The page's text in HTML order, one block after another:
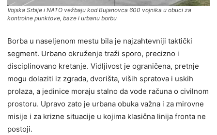
Vojska Srbije i NATO vežbaju kod Bujanovca 600 vojnika u obuci za
kontrolne punktove, baze i urbanu borbu
Borba u naseljenom mestu bila je najzahtevniji taktički
segment. Urbano okruženje traži sporo, precizno i
disciplinovano kretanje. Vidljivost je ograničena, pretnje
mogu dolaziti iz zgrada, dvorišta, viših spratova i uskih
prolaza, a jedinice moraju stalno da vode računa o civilnom
prostoru. Upravo zato je urbana obuka važna i za mirovne
misije i za krizne situacije u kojima klasična linija fronta ne
postoji.